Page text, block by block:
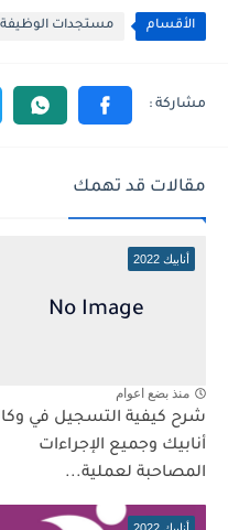
الأقسام مستجدات الوظيفة
مقالات قد تهمك
أنابيك 2022
منذ بضع اعوام
شرح كيفية التسجيل في
أنابيك وجميع الإجراءات
المصاحبة لعملية...